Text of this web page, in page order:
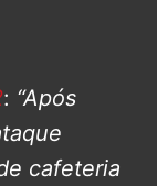
: “Após
cafeteria